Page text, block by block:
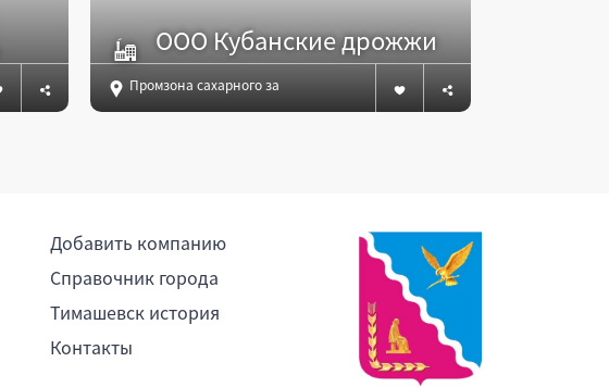
ООО Кубанские дрожжи
Промзона сахарного завода ОАО Изумруд,
Добавить компанию
Справочник города
Тимашевск история
Контакты